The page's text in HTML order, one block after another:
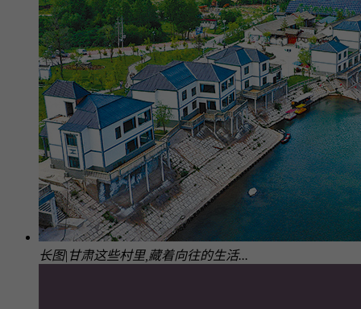
长图|甘肃这些村里,藏着向往的生活...